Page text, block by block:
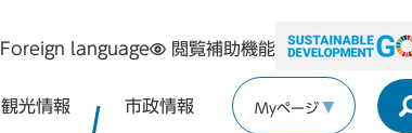
Foreign language 閲覧補助機能
観光情報 市政情報 Myページ